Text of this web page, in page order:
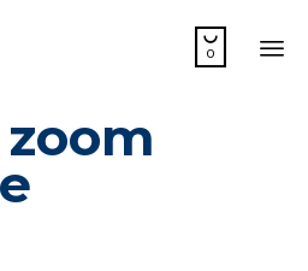

0